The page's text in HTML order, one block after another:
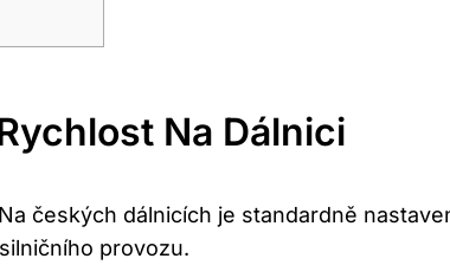
Na Dálnici
českých dálnicích je standardně
provozu.